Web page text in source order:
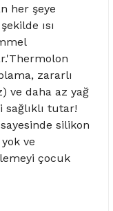
her şeye
ısı
zararlı
ve daha az yağ
sağlıklı tutar!
silikon
ve
çocuk